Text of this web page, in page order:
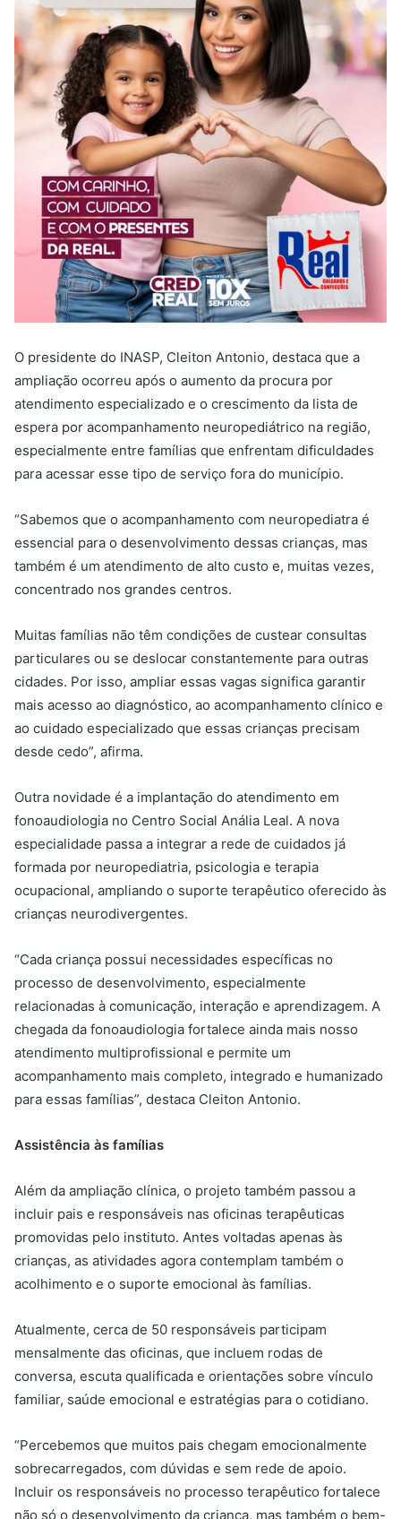
O presidente do INASP, Cleiton Antonio, destaca que a
ampliação ocorreu após o aumento da procura por
atendimento especializado e o crescimento da lista de
espera por acompanhamento neuropediátrico na região,
especialmente entre famílias que enfrentam dificuldades
para acessar esse tipo de serviço fora do município.
“Sabemos que o acompanhamento com neuropediatra é
essencial para o desenvolvimento dessas crianças, mas
também é um atendimento de alto custo e, muitas vezes,
concentrado nos grandes centros.
Muitas famílias não têm condições de custear consultas
particulares ou se deslocar constantemente para outras
cidades. Por isso, ampliar essas vagas significa garantir
mais acesso ao diagnóstico, ao acompanhamento clínico e
ao cuidado especializado que essas crianças precisam
desde cedo”, afirma.
Outra novidade é a implantação do atendimento em
fonoaudiologia no Centro Social Anália Leal. A nova
especialidade passa a integrar a rede de cuidados já
formada por neuropediatria, psicologia e terapia
ocupacional, ampliando o suporte terapêutico oferecido às
crianças neurodivergentes.
“Cada criança possui necessidades específicas no
processo de desenvolvimento, especialmente
relacionadas à comunicação, interação e aprendizagem. A
chegada da fonoaudiologia fortalece ainda mais nosso
atendimento multiprofissional e permite um
acompanhamento mais completo, integrado e humanizado
para essas famílias”, destaca Cleiton Antonio.
Assistência às famílias
Além da ampliação clínica, o projeto também passou a
incluir pais e responsáveis nas oficinas terapêuticas
promovidas pelo instituto. Antes voltadas apenas às
crianças, as atividades agora contemplam também o
acolhimento e o suporte emocional às famílias.
Atualmente, cerca de 50 responsáveis participam
mensalmente das oficinas, que incluem rodas de
conversa, escuta qualificada e orientações sobre vínculo
familiar, saúde emocional e estratégias para o cotidiano.
“Percebemos que muitos pais chegam emocionalmente
sobrecarregados, com dúvidas e sem rede de apoio.
Incluir os responsáveis no processo terapêutico fortalece
não só o desenvolvimento da criança, mas também o bem-